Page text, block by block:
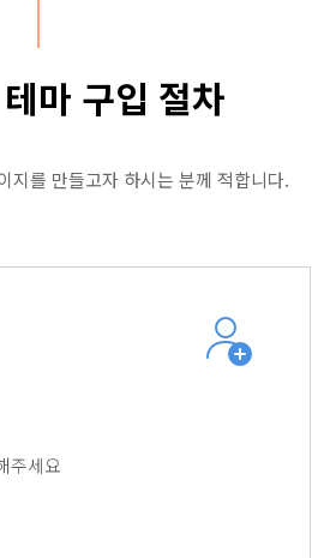
마 구입 절차
지를 만들고자 하시는 분께 적합니다.
주세요